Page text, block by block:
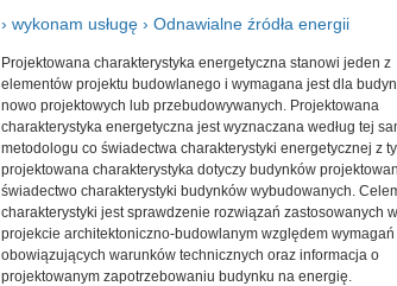
› wykonam usługę › Odnawialne źródła energii
Projektowana charakterystyka energetyczna stanowi jeden z
elementów projektu budowlanego i wymagana jest dla
nowo projektowych lub przebudowywanych. Projektowana
charakterystyka energetyczna jest wyznaczana według tej
metodologu co świadectwa charakterystyki energetycznej z
projektowana charakterystyka dotyczy budynków
świadectwo charakterystyki budynków wybudowanych.
charakterystyki jest sprawdzenie rozwiązań zastosowanych w
projekcie architektoniczno-budowlanym względem wymagań
obowiązujących warunków technicznych oraz informacja o
projektowanym zapotrzebowaniu budynku na energię.